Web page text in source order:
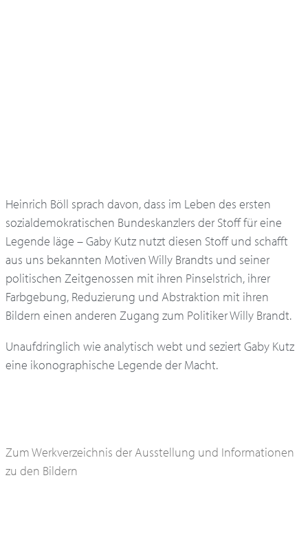
Heinrich Böll sprach davon, dass im Leben des ersten
sozialdemokratischen Bundeskanzlers der Stoff für eine
Legende läge – Gaby Kutz nutzt diesen Stoff und schafft
aus uns bekannten Motiven Willy Brandts und seiner
politischen Zeitgenossen mit ihren Pinselstrich, ihrer
Farbgebung, Reduzierung und Abstraktion mit ihren
Bildern einen anderen Zugang zum Politiker Willy Brandt.
Unaufdringlich wie analytisch webt und seziert Gaby Kutz
eine ikonographische Legende der Macht.
Zum Werkverzeichnis der Ausstellung und Informationen
zu den Bildern